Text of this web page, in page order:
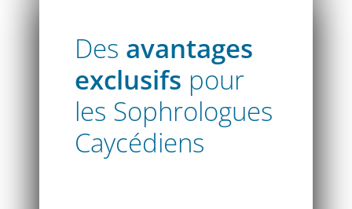
Des avantages
exclusifs pour
les Sophrologues
Caycédiens